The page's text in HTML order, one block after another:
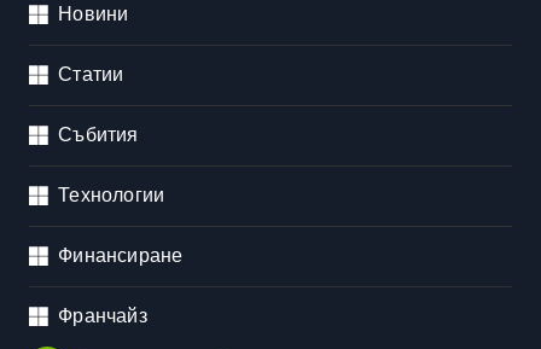
Новини
Статии
Събития
Технологии
Финансиране
Франчайз